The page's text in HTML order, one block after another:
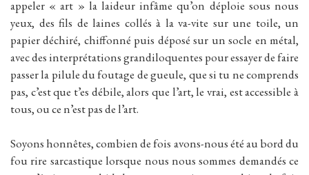
appeler « art » la laideur infâme qu’on déploie sous nous
yeux, des fils de laines collés à la va-vite sur une toile, un
papier déchiré, chiffonné puis déposé sur un socle en métal,
avec des interprétations grandiloquentes pour essayer de faire
passer la pilule du foutage de gueule, que si tu ne comprends
pas, c’est que t’es débile, alors que l’art, le vrai, est accessible à
tous, ou ce n’est pas de l’art.
Soyons honnêtes, combien de fois avons-nous été au bord du
fou rire sarcastique lorsque nous nous sommes demandés ce